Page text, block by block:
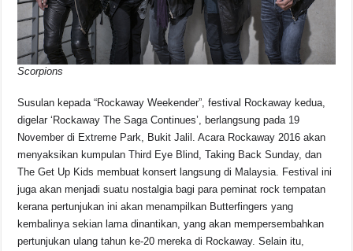
Scorpions
Susulan kepada “Rockaway Weekender”, festival Rockaway kedua,
digelar ‘Rockaway The Saga Continues’, berlangsung pada 19
November di Extreme Park, Bukit Jalil. Acara Rockaway 2016 akan
menyaksikan kumpulan Third Eye Blind, Taking Back Sunday, dan
The Get Up Kids membuat konsert langsung di Malaysia. Festival ini
juga akan menjadi suatu nostalgia bagi para peminat rock tempatan
kerana pertunjukan ini akan menampilkan Butterfingers yang
kembalinya sekian lama dinantikan, yang akan mempersembahkan
pertunjukan ulang tahun ke-20 mereka di Rockaway. Selain itu,